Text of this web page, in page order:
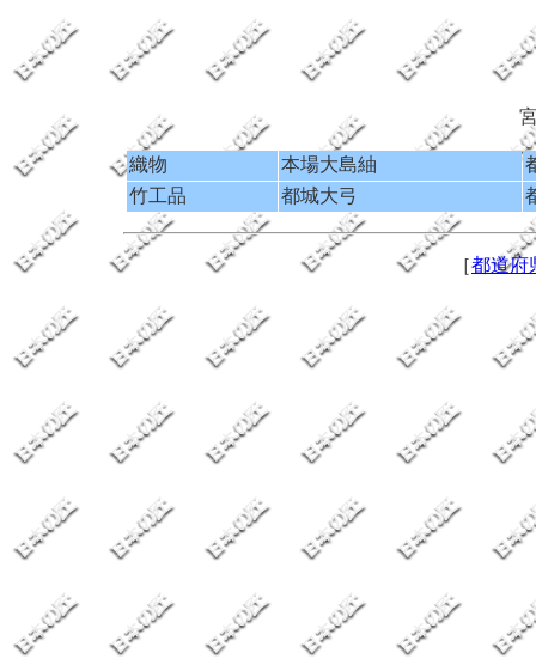
織物 本場大島紬
竹工品
都城大弓
［都道府